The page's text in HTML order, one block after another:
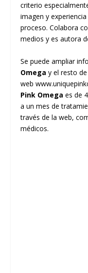
criterio
imagen y
proceso. Colabora
medios y es autora
Se puede ampliar
Omegay el resto
web
Pink Omega es de
a un mes de
través de la web,
médicos.